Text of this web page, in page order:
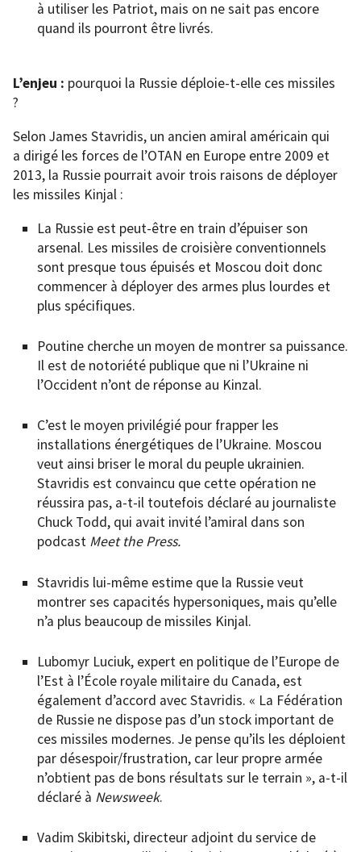
à utiliser les Patriot, mais on ne sait pas encore
quand ils pourront être livrés.
L’enjeu : pourquoi la Russie déploie-t-elle ces missiles
?
Selon James Stavridis, un ancien amiral américain qui
a dirigé les forces de l’OTAN en Europe entre 2009 et
2013, la Russie pourrait avoir trois raisons de déployer
les missiles Kinjal :
La Russie est peut-être en train d’épuiser son
arsenal. Les missiles de croisière conventionnels
sont presque tous épuisés et Moscou doit donc
commencer à déployer des armes plus lourdes et
plus spécifiques.
Poutine cherche un moyen de montrer sa puissance.
Il est de notoriété publique que ni l’Ukraine ni
l’Occident n’ont de réponse au Kinzal.
C’est le moyen privilégié pour frapper les
installations énergétiques de l’Ukraine. Moscou
veut ainsi briser le moral du peuple ukrainien.
Stavridis est convaincu que cette opération ne
réussira pas, a-t-il toutefois déclaré au journaliste
Chuck Todd, qui avait invité l’amiral dans son
podcast Meet the Press.
Stavridis lui-même estime que la Russie veut
montrer ses capacités hypersoniques, mais qu’elle
n’a plus beaucoup de missiles Kinjal.
Lubomyr Luciuk, expert en politique de l’Europe de
l’Est à l’École royale militaire du Canada, est
également d’accord avec Stavridis. « La Fédération
de Russie ne dispose pas d’un stock important de
ces missiles modernes. Je pense qu’ils les déploient
par désespoir/frustration, car leur propre armée
n’obtient pas de bons résultats sur le terrain », a-t-il
déclaré à Newsweek.
Vadim Skibitski, directeur adjoint du service de